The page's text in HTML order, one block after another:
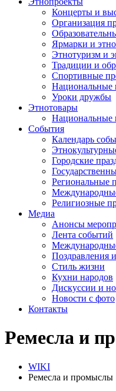
Концерты и
Организация
Ярмарки и
Этнотуризм и
Традиции и
Спортивные
Национальные
Уроки дружбы
Этнотовары
Национальные
События
Календарь
Городские
Региональные
Религиозные
Медиа
Анонсы
Лента событий
Поздравления
Cтиль жизни
Кухни народов
Дискуссии и
Новости с фото
Контакты
Ремесла и
WIKI
Ремесла и промыслы